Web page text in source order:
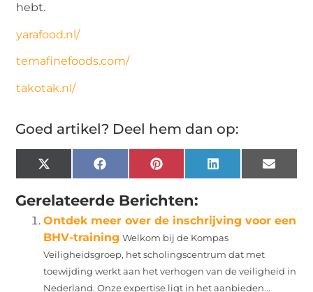
hebt.
yarafood.nl/
temafinefoods.com/
takotak.nl/
Goed artikel? Deel hem dan op:
X
(Twitter)
FacebookPinterest LinkedIn Email
Gerelateerde Berichten:
Ontdek meer over de inschrijving voor een
BHV-training Welkom bij de Kompas
Veiligheidsgroep, het scholingscentrum dat met
toewijding werkt aan het verhogen van de veiligheid in
Nederland. Onze expertise ligt in het aanbieden...